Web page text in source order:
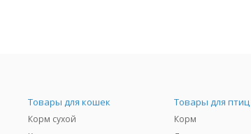
Товары для кошек
Корм сухой
Товары для птиц
Корм